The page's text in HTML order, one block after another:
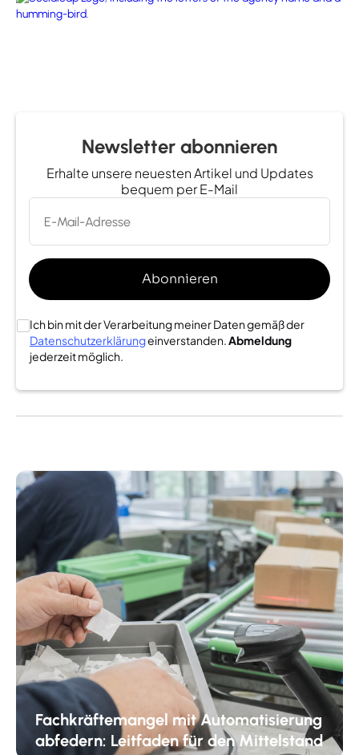
Newsletter abonnieren
Erhalte unsere neuesten Artikel und Updates
bequem per E-Mail
Ich bin mit der Verarbeitung meiner Daten gemäß der
Datenschutzerklärungeinverstanden.Abmeldung
jederzeit möglich.
Fachkräftemangel mit Automatisierung
abfedern: Leitfaden für den Mittelstand